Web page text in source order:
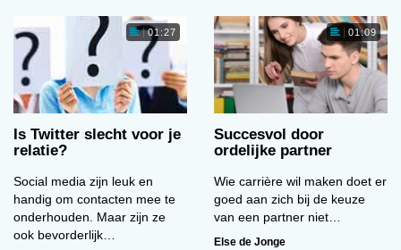
(bijvoorbeeld persoonlijkheidskenmerken van
beide partners), en er waren relatie-gerelateerde
variabelen (duur van de relatie, maar ook
bijvoorbeeld beleving van conflicten en seksuele
Wat bleek? Of je tevreden bent over je relatie,
hangt voor 45% af van de bril waardoor je op
hetzelfde moment naar die relatie kijkt. De mate
waarin je denkt dat je partner zich aan de relatie
committeert, is bijvoorbeeld van belang, net als
01:27
Is Twitter slecht voor je
relatie?
Social media zijn leuk en
handig om contacten mee te
onderhouden. Maar zijn ze
ook bevorderlijk…
01:09
Succesvol door
ordelijke partner
Wie carrière wil maken doet er
goed aan zich bij de keuze
van een partner niet…
Else de Jonge